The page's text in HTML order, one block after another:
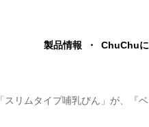
製品情報 ChuChu
「スリムタイプ哺乳びん」が、『